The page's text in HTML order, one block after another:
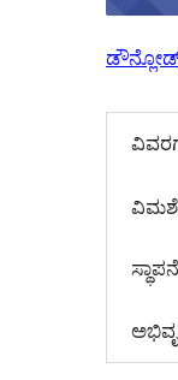
ಸ್ಥಾಪನೆ